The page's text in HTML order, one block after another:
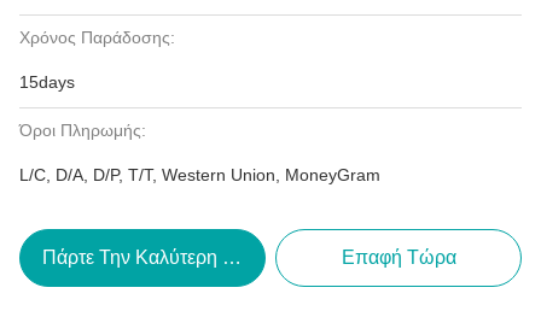
Χρόνος Παράδοσης:
15days
Όροι Πληρωμής:
L/C, D/A, D/P, T/T, Western Union, MoneyGram
Πάρτε Την Καλύτερη Τιμή Επαφή Τώρα